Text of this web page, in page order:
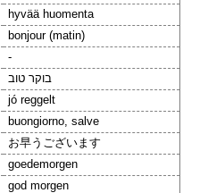
hyvää huomenta
bonjour (matin)
-
בוקר טוב
jó reggelt
buongiorno, salve
お早うございます
goedemorgen
god morgen